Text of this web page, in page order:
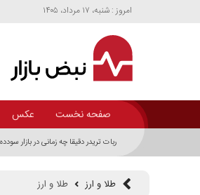
امروز : شنبه، ۱۷ مرداد، ۱۴۰۵
صفحه نخست عکس
ربات تریدر دقیقا چه زمانی در بازار
طلا و ارز طلا و ارز